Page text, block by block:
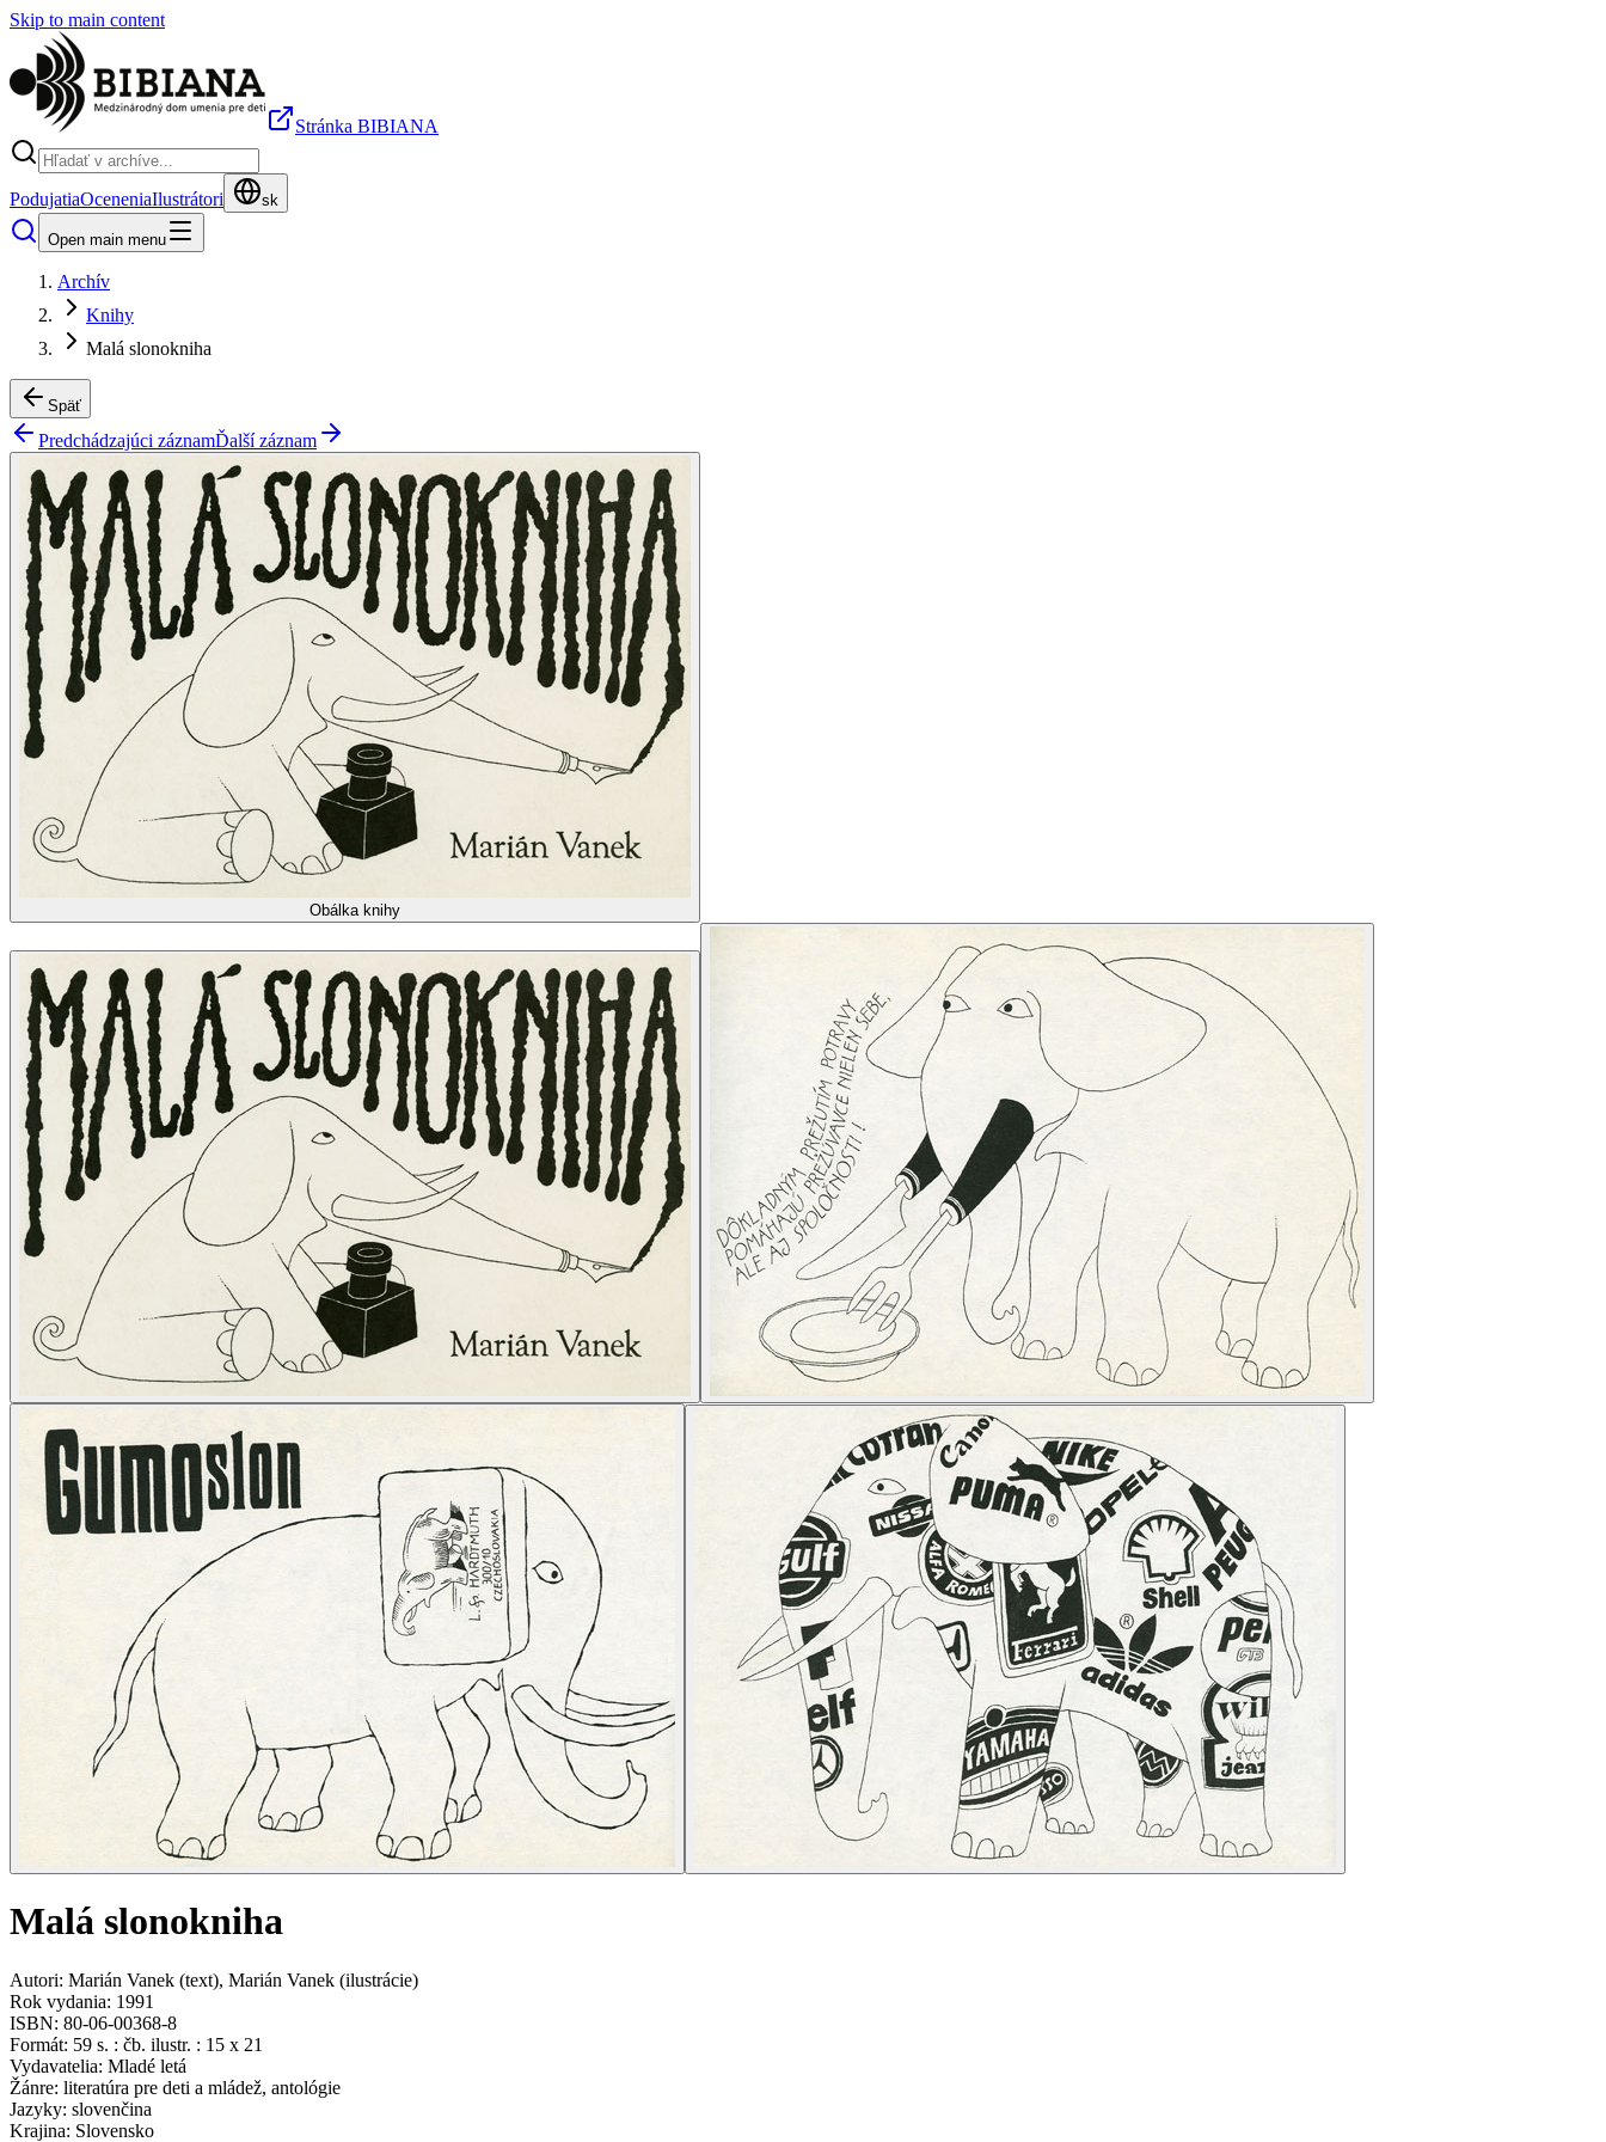
Skip to main content
Stránka BIBIANA
PodujatiaOceneniaIlustrátori sk
Open main menu
Archív
Knihy
Malá slonokniha
Späť
Predchádzajúci záznamĎalší záznam
Obálka knihy
Malá slonokniha
Autori: Marián Vanek (text), Marián Vanek (ilustrácie)
Rok vydania: 1991
ISBN: 80-06-00368-8
Formát: 59 s. : čb. ilustr. : 15 x 21
Vydavatelia: Mladé letá
Žánre: literatúra pre deti a mládež, antológie
Jazyky: slovenčina
Krajina: Slovensko